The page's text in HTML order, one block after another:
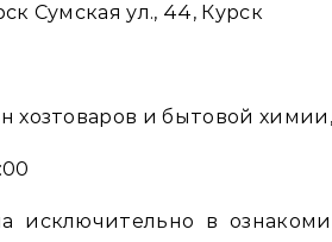
Сумская ул., 44, Курск
хозтоваров и бытовой
исключительно в